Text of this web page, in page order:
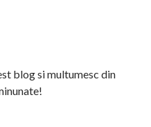
blog si multumesc din